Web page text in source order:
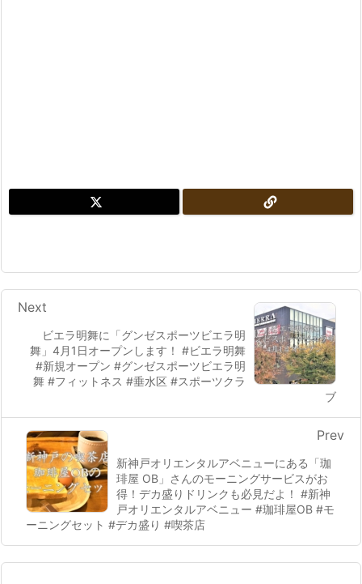
ビエラ明舞に「グンゼスポーツビエラ明
舞」4月1日オープンします！ #ビエラ明舞
#新規オープン #グンゼスポーツビエラ明
舞 #フィットネス #垂水区 #スポーツクラ
ブ
Next
新神戸オリエンタルアベニューにある「珈
琲屋 OB」さんのモーニングサービスがお
得！デカ盛りドリンクも必見だよ！ #新神
戸オリエンタルアベニュー #珈琲屋OB #モ
ーニングセット #デカ盛り #喫茶店
Prev